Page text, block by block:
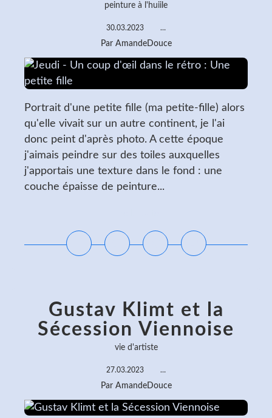
peinture à l'huiile
30.03.2023 …
Par AmandeDouce
Portrait d'une petite fille (ma petite-fille) alors
qu'elle vivait sur un autre continent, je l'ai
donc peint d'après photo. A cette époque
j'aimais peindre sur des toiles auxquelles
j'apportais une texture dans le fond : une
couche épaisse de peinture...
Gustav Klimt et la
Sécession Viennoise
vie d'artiste
27.03.2023 …
Par AmandeDouce